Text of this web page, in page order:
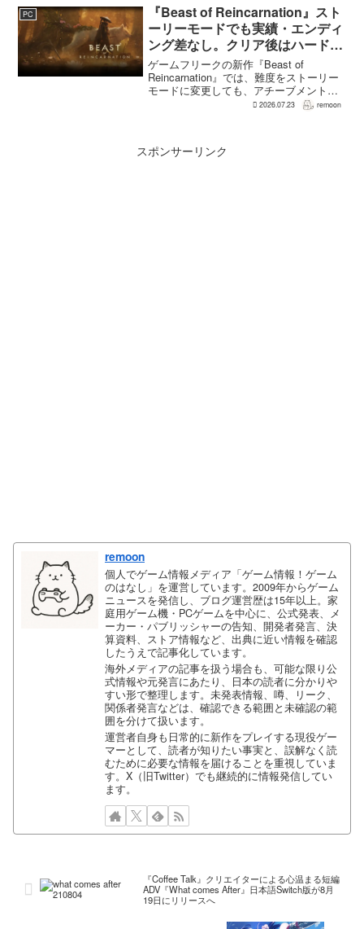
はエンディングへ収束...
PC
『Beast of Reincarnation』スト
ーリーモードでも実績・エンディ
ング差なし。クリア後はハード超
えのNEW GAME+も
ゲームフリークの新作『Beast of
Reincarnation』では、難度をストーリー
モードに変更しても、アチーブメントや
収集要素、エンディングに違いはない。
2026.07.23 remoon
スポンサーリンク
remoon
個人でゲーム情報メディア「ゲーム情報！ゲーム
のはなし」を運営しています。2009年からゲーム
ニュースを発信し、ブログ運営歴は15年以上。家
庭用ゲーム機・PCゲームを中心に、公式発表、メ
ーカー・パブリッシャーの告知、開発者発言、決
算資料、ストア情報など、出典に近い情報を確認
したうえで記事化しています。
海外メディアの記事を扱う場合も、可能な限り公
式情報や元発言にあたり、日本の読者に分かりや
すい形で整理します。未発表情報、噂、リーク、
関係者発言などは、確認できる範囲と未確認の範
囲を分けて扱います。
運営者自身も日常的に新作をプレイする現役ゲー
マーとして、読者が知りたい事実と、誤解なく読
むために必要な情報を届けることを重視していま
す。X（旧Twitter）でも継続的に情報発信してい
ます。
『Coffee Talk』クリエイターによる心温まる短編
ADV『What comes After』日本語Switch版が8月
19日にリリースへ